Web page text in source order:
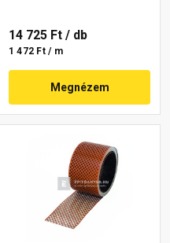
14 725 Ft / db
1 472 Ft / m
Megnézem